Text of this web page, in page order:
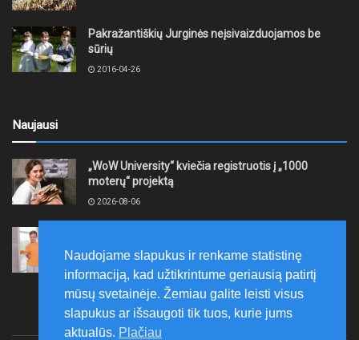
Pakražantiškių Jurginės neįsivaizduojamos be
sūrių
2016-04-26
Naujausi
„WoW University“ kviečia registruotis į „1000
moterų“ projektą
2026-08-06
neformaliojo mokinių sportinio ugdymo programas
2026-08-06
Naudojame slapukus ir renkame statistinę
informaciją, kad užtikrintume geriausią patirtį
mūsų svetainėje. Žemiau galite leisti visus
slapukus ar išsaugoti tik tuos, kurie jums
aktualūs. Plačiau